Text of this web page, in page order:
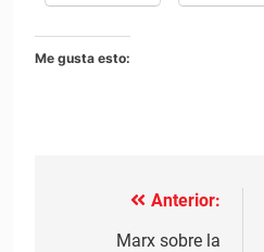
Me gusta esto:
Navegación
Anterior:
Marx sobre la